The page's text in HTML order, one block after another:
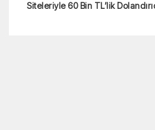
Siteleriyle 60 Bin TL’lik